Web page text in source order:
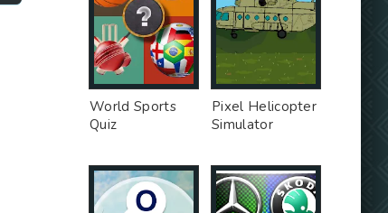
World Sports
Quiz
Pixel Helicopter
Simulator